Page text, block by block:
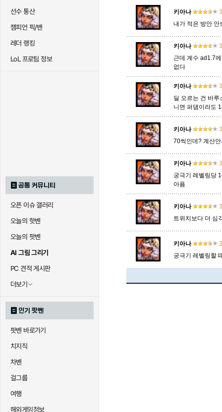
선수 통산
챔피언 픽/밴
레더 랭킹
LoL 프로팀 정보
공통 커뮤니티
오픈 이슈 갤러리
오늘의 핫벤
오늘의 팟벤
AI 그림 그리기
PC 견적 게시판
더보기
인기 팟벤
팟벤 바로가기
치지직
차벤
걸그룹
여행
해외게임정보
키아나
내가 적은 방안 안
키아나
근데 계수 ad1.7
없다
키아나
딜 오르는 건 바
니면 퍼댐이라도
키아나
70씩인데? 계산
키아나
궁극기 레벨링당
아픔
키아나
트위치보다 더 심
키아나
궁극기 레벨링할